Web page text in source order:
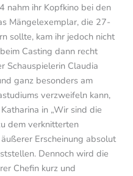
nahm ihr Kopfkino bei den
Mängelexemplar, die 27-
sollte, kam ihr jedoch nicht
Casting dann recht
Schauspielerin Claudia
ganz besonders am
verzweifeln kann,
in „Wir sind die
dem verknitterten
Erscheinung absolut
Dennoch wird die
Chefin kurz und